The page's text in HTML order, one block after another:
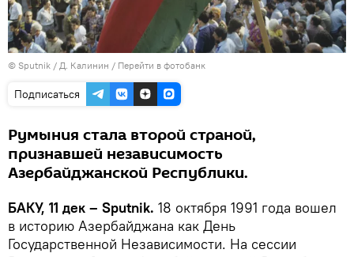
© Sputnik / Д. Калинин / Перейти в фотобанк
Подписаться
Румыния стала второй страной,
признавшей независимость
Азербайджанской Республики.
БАКУ, 11 дек – Sputnik. 18 октября 1991 года вошел
в историю Азербайджана как День
Государственной Независимости. На сессии